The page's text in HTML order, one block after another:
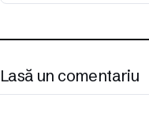
Lasă un comentariu